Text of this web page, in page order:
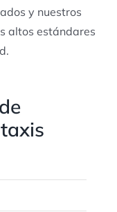
y nuestros
altos estándares